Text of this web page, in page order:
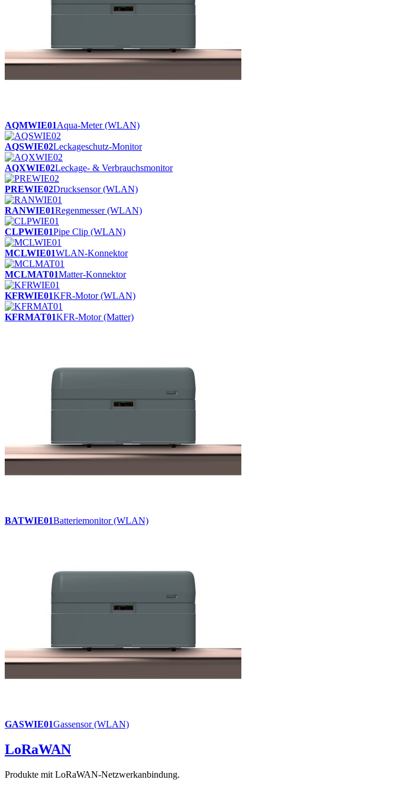
AQMWIE01Aqua-Meter (WLAN)
AQSWIE02Leckageschutz-Monitor
AQXWIE02Leckage- & Verbrauchsmonitor
PREWIE02Drucksensor (WLAN)
RANWIE01Regenmesser (WLAN)
CLPWIE01Pipe Clip (WLAN)
MCLWIE01WLAN-Konnektor
MCLMAT01Matter-Konnektor
KFRWIE01KFR-Motor (WLAN)
KFRMAT01KFR-Motor (Matter)
BATWIE01Batteriemonitor (WLAN)
GASWIE01Gassensor (WLAN)
LoRaWAN
Produkte mit LoRaWAN-Netzwerkanbindung.